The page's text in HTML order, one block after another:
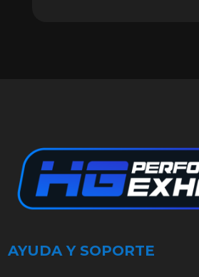
AYUDA Y SOPORTE